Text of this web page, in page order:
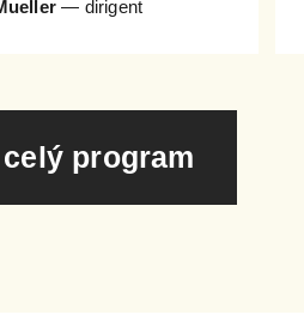
— dirigent
program